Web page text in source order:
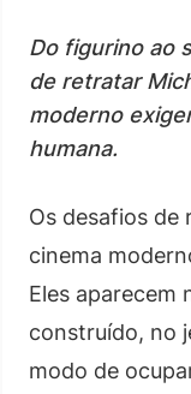
Do figurino ao
de retratar
moderno
humana.
Os desafios de
cinema
Eles aparecem
construído, no
modo de